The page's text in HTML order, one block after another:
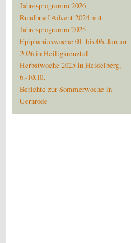
Jahresprogramm 2026
Rundbrief Advent 2024 mit
Jahresprogramm 2025
Epiphaniaswoche 01. bis 06. Januar
2026 in Heiligkreuztal
Herbstwoche 2025 in Heidelberg,
6.-10.10.
Berichte zur Sommerwoche in
Gernrode